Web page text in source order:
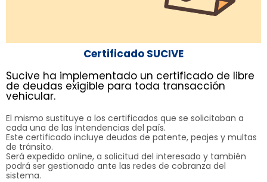
Certificado SUCIVE
Sucive ha implementado un certificado de libre
de deudas exigible para toda transacción
vehicular.
El mismo sustituye a los certificados que se solicitaban a
cada una de las Intendencias del país.
Este certificado incluye deudas de patente, peajes y multas
de tránsito.
Será expedido online, a solicitud del interesado y también
podrá ser gestionado ante las redes de cobranza del
sistema.